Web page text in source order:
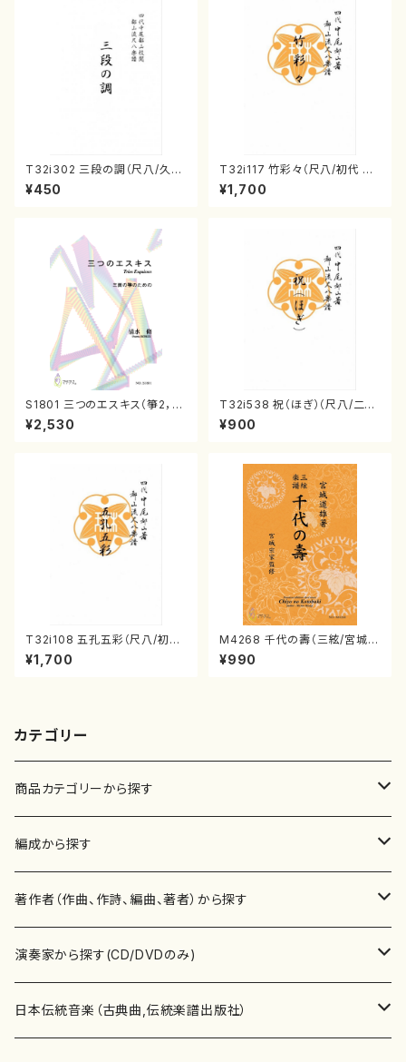
T32i302 三段の調（尺八/久本
玄智/楽譜）都山no:2003
¥450
T32i117 竹彩々（尺八/初代 山
本邦山/尺八/都山式譜）都山流
公刊楽譜曲番:566
¥1,700
S1801 三つのエスキス（箏2，1
7/清水 脩/楽譜）
¥2,530
T32i538 祝（ほぎ）（尺八/二代
池田静山/楽譜）都山流公刊楽譜
曲番:2247
¥900
T32i108 五孔五彩（尺八/初代
石垣征山/尺八/都山式譜）都山
流公刊楽譜曲番:557
¥1,700
M4268 千代の壽（三絃/宮城道
雄著・宮城宗家監修/三絃楽譜）
¥990
カテゴリー
商品カテゴリーから探す
楽譜
書籍
書籍
テキストブック
CD・DVD
チケット
編成から探す
邦楽器
箏・琴（ソロ）
箏・琴（合奏）
合唱
混声合唱
歌・声
著作者（作曲、作詩、編曲、著者）から探す
あ行
青木省三(アオキ ショウゾウ)
か行
演奏家から探す(CD/DVDのみ)
邦楽（箏、三味線、尺八等）演奏家
日本伝統音楽（古典曲,伝統楽譜出版社）